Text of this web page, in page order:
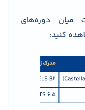
میان دوره‌های
کنید:
مدرک زبان مورد نیاز
DELE B2 یا SIELE B2
IELTS 6.5 یا TOEFL iBT 90